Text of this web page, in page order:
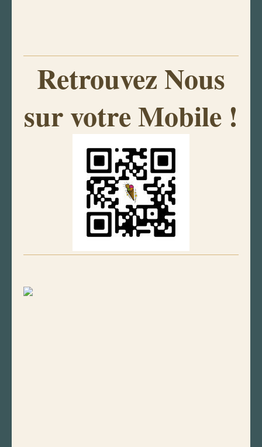
Retrouvez Nous
sur votre Mobile !